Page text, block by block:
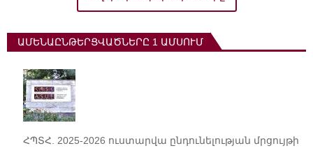
ԱՄԵՆԱԸՆԹԵՐՑՎԱԾՆԵՐԸ 1 ԱՄՍՈՒՄ
ՀՊՏՀ. 2025-2026 ուստարվա ընդունելության մրցույթի